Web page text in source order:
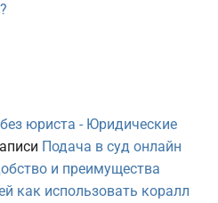
юриста - Юридические
Подача в суд онлайн
и преимущества
как использовать коралл